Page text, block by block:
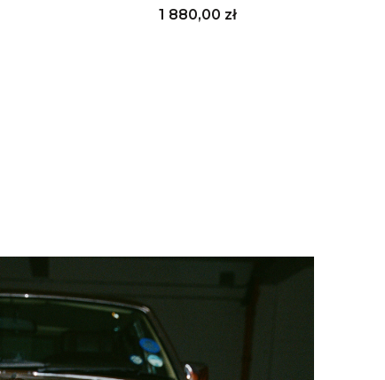
Cena
1 880,00 zł